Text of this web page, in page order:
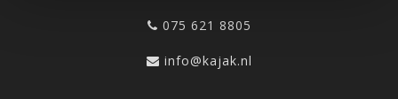
075 621 8805
info@kajak.nl